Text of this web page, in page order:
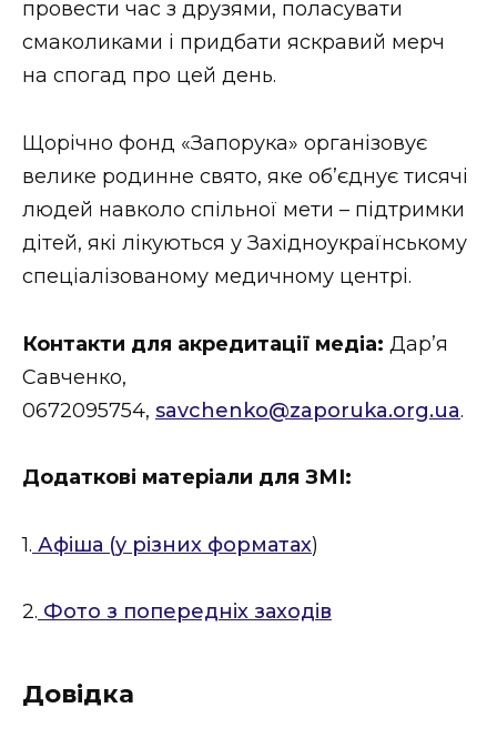
провести час з друзями, поласувати
смаколиками і придбати яскравий мерч
на спогад про цей день.
Щорічно фонд «Запорука» організовує
велике родинне свято, яке об’єднує тисячі
людей навколо спільної мети – підтримки
дітей, які лікуються у Західноукраїнському
спеціалізованому медичному центрі.
Контакти для акредитації медіа: Дар’я
Савченко,
0672095754, savchenko@zaporuka.org.ua.
Додаткові матеріали для ЗМІ:
1. Афіша (у різних форматах)
2. Фото з попередніх заходів
Довідка